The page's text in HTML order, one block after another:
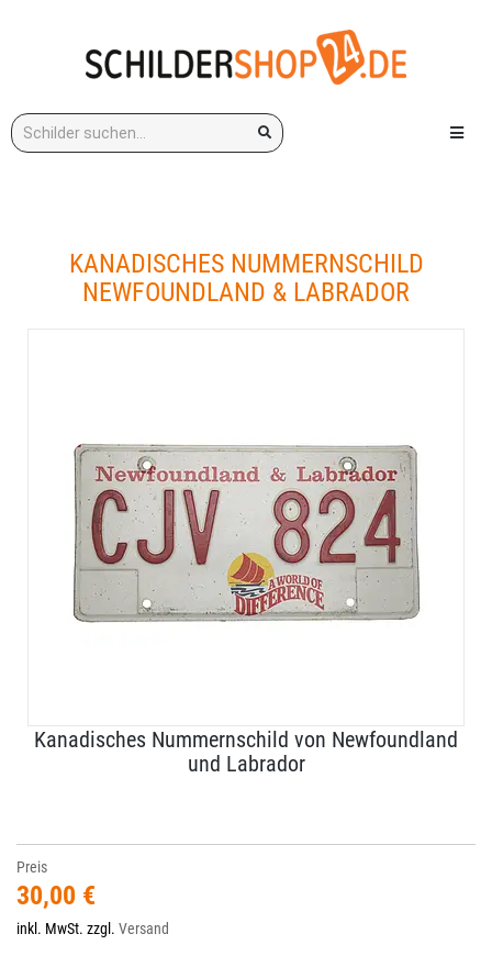
Stichwort: Menü
KANADISCHES NUMMERNSCHILD
NEWFOUNDLAND & LABRADOR
Kanadisches Nummernschild von Newfoundland
und Labrador
Preis
30,00 €
inkl. MwSt. zzgl. Versand